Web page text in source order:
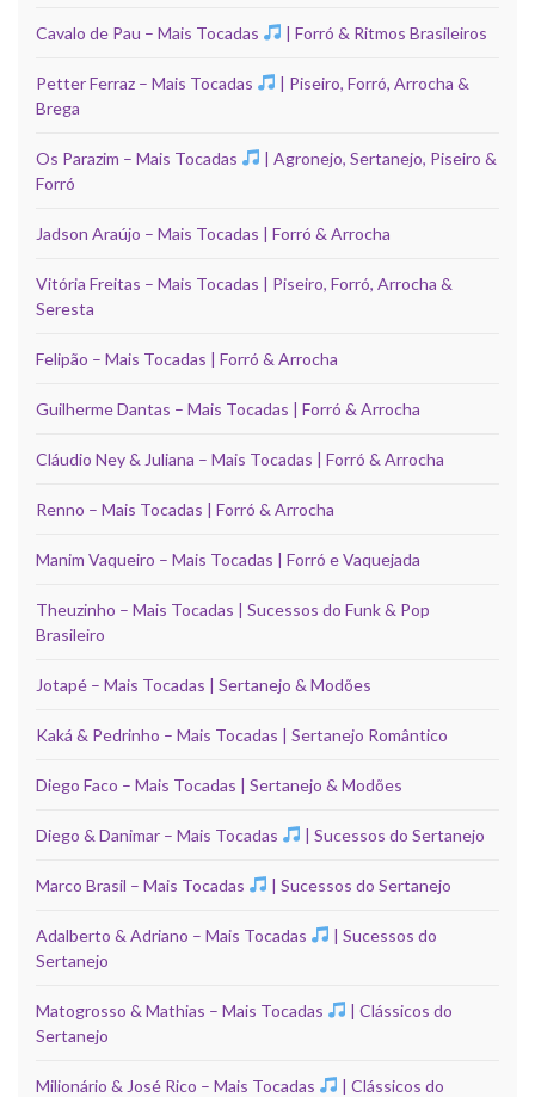
Cavalo de Pau – Mais Tocadas | Forró & Ritmos Brasileiros
Petter Ferraz – Mais Tocadas
| Piseiro, Forró, Arrocha &
Brega
Os Parazim – Mais Tocadas
| Agronejo, Sertanejo, Piseiro &
Forró
Jadson Araújo – Mais Tocadas | Forró & Arrocha
Vitória Freitas – Mais Tocadas | Piseiro, Forró, Arrocha &
Seresta
Felipão – Mais Tocadas | Forró & Arrocha
Guilherme Dantas – Mais Tocadas | Forró & Arrocha
Cláudio Ney & Juliana – Mais Tocadas | Forró & Arrocha
Renno – Mais Tocadas | Forró & Arrocha
Manim Vaqueiro – Mais Tocadas | Forró e Vaquejada
Theuzinho – Mais Tocadas | Sucessos do Funk & Pop
Brasileiro
Jotapé – Mais Tocadas | Sertanejo & Modões
Kaká & Pedrinho – Mais Tocadas | Sertanejo Romântico
Diego Faco – Mais Tocadas | Sertanejo & Modões
Diego & Danimar – Mais Tocadas | Sucessos do Sertanejo
Marco Brasil – Mais Tocadas | Sucessos do Sertanejo
Adalberto & Adriano – Mais Tocadas
| Sucessos do
Sertanejo
Matogrosso & Mathias – Mais Tocadas
| Clássicos do
Sertanejo
Milionário & José Rico – Mais Tocadas
| Clássicos do